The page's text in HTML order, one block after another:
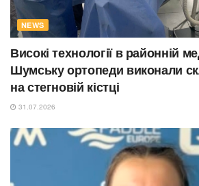
NEWS
Високі технології в районній
Шумську ортопеди виконали
на стегновій кістці
31.07.2026